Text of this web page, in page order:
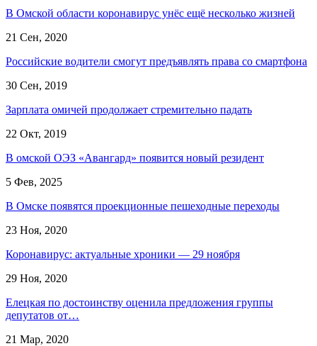
В Омской области коронавирус унёс ещё несколько жизней
21 Сен, 2020
Российские водители смогут предъявлять права со смартфона
30 Сен, 2019
Зарплата омичей продолжает стремительно падать
22 Окт, 2019
В омской ОЭЗ «Авангард» появится новый резидент
5 Фев, 2025
В Омске появятся проекционные пешеходные переходы
23 Ноя, 2020
Коронавирус: актуальные хроники — 29 ноября
29 Ноя, 2020
Елецкая по достоинству оценила предложения группы
депутатов от…
21 Мар, 2020